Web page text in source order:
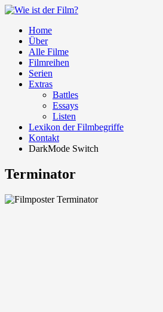
Home
Über
Alle Filme
Filmreihen
Serien
Extras
Battles
Essays
Listen
Lexikon der Filmbegriffe
Kontakt
DarkMode Switch
Terminator